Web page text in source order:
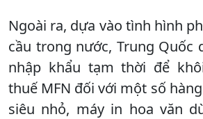
Ngoài ra, dựa vào tình hình
cầu trong nước, Trung Quốc
nhập khẩu tạm thời để
thuế MFN đối với một số
siêu nhỏ, máy in hoa văn